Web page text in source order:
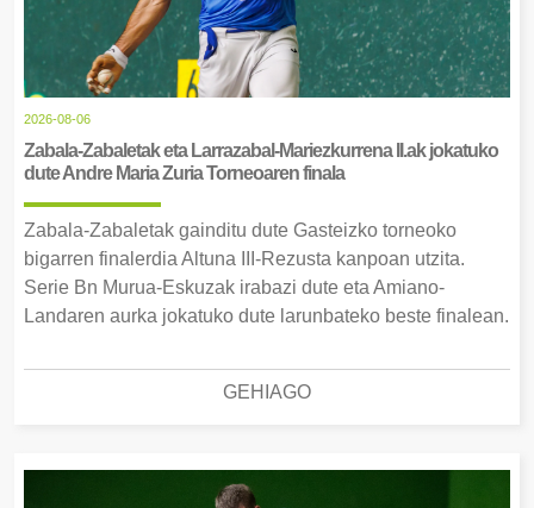
2026-08-06
Zabala-Zabaletak eta Larrazabal-Mariezkurrena II.ak jokatuko
dute Andre Maria Zuria Torneoaren finala
Zabala-Zabaletak gainditu dute Gasteizko torneoko
bigarren finalerdia Altuna III-Rezusta kanpoan utzita.
Serie Bn Murua-Eskuzak irabazi dute eta Amiano-
Landaren aurka jokatuko dute larunbateko beste finalean.
GEHIAGO